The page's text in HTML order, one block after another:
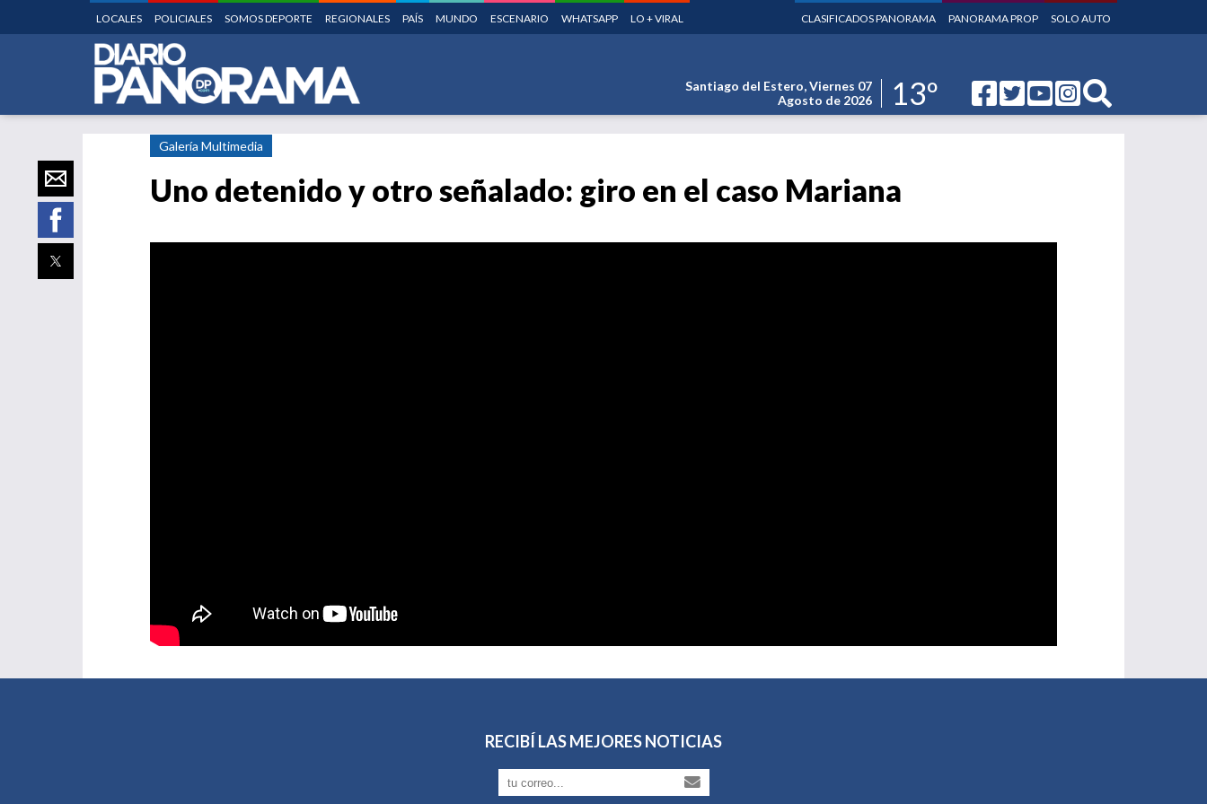
LOCALES POLICIALES SOMOS DEPORTE REGIONALES PAÍS MUNDO ESCENARIO WHATSAPP LO + VIRAL SOLO AUTO
PANORAMA PROP
CLASIFICADOS PANORAMA
13º
Santiago del Estero,Viernes 07
Agosto de 2026
Galería Multimedia
Uno detenido y otro señalado: giro en el caso Mariana
RECIBÍ LAS MEJORES NOTICIAS